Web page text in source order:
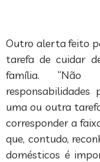
Outro alerta feito
tarefa de cuidar
família. “Não
uma ou outra
corresponder a
que, contudo,
domésticos é